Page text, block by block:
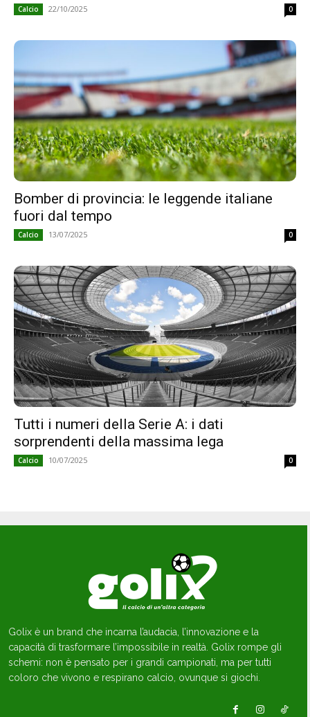
Calcio 22/10/2025 0
Bomber di provincia: le leggende italiane
fuori dal tempo
Calcio 13/07/2025 0
Tutti i numeri della Serie A: i dati
sorprendenti della massima lega
Calcio 10/07/2025 0
Golix è un brand che incarna l’audacia, l’innovazione e la
capacità di trasformare l’impossibile in realtà. Golix rompe gli
schemi: non è pensato per i grandi campionati, ma per tutti
coloro che vivono e respirano calcio, ovunque si giochi.